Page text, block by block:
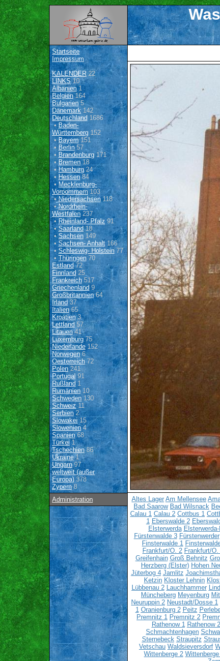
Startseite
Impressum
KALENDER22
LINKS10
Albanien1
Belgien164
Bulgarien 5
Dänemark142
Deutschland 1686
•Baden-
Württemberg 152
•Bayern151
•Berlin57
• Brandenburg171
• Bremen18
•Hamburg24
• Hessen84
•Mecklenburg-
Vorpommern103
•Niedersachsen 118
•Nordrhein-
Westfalen237
•Rheinland- Pfalz 91
•Saarland18
•Sachsen 149
•Sachsen- Anhalt166
•Schleswig- Holstein 77
• Thüringen 70
Estland72
Finnland25
Frankreich 517
Griechenland 9
Großbritannien64
Irland 37
Italien65
Kroatien3
Lettland57
Litauen41
Luxemburg75
Niederlande152
Norwegen6
Oesterreich 72
Polen241
Portugal 91
Rußland1
Rumänien10
Schweden 130
Schweiz 11
Serbien 2
Slowakei 15
Slowenien4
Spanien68
Türkei1
Tschechien86
Ukraine1
Ungarn97
weltweit (außer
Europa)378
Zypern8
Administration
Altes Lager Am Mellensee
Bad Saarow Bad Wilsnack
Calau 1 Calau 2 Cottbus 1
1 Eberswalde 2
Elsterwerda
Fürstenwalde 3 Fürstenwerder
Finsterwalde 1
Frankfurt/O. 2 Frankfurt/O.
Greifenhain Groß Behnitz
Herzberg (Elster) Hohen
Jüterbog 4 Jamlitz
Ketzin Kloster Lehnin
Lübbenau 2 Lauchhammer
Müncheberg Meyenburg
Neuruppin 2 Neustadt/Dosse 1
1 Oranienburg 2 Peitz
Premnitz 1 Premnitz 2
Rathenow 1 Rathenow 2
Schmachtenhagen
Sternebeck Straupitz
Vetschau Waldsieversdorf
Wittenberge 2